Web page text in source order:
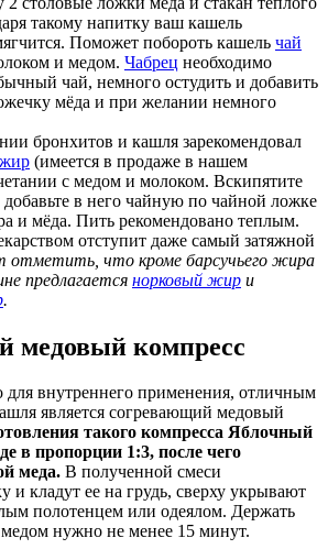
такому напитку ваш кашель
Поможет побороть кашель чай
и медом. Чабрец необходимо
чай, немного остудить и добавить
мёда и при желании немного
бронхитов и кашля зарекомендовал
(имеется в продаже в нашем
с медом и молоком. Вскипятите
добавьте в него чайную по чайной ложке
и мёда. Пить рекомендовано теплым.
отступит даже самый затяжной
отметить, что кроме барсучьего жира
предлагается норковый жир и
.
медовый компресс
для внутреннего применения, отличным
является согревающий медовый
такого компресса Яблочный
в пропорции 1:3, после чего
меда. В полученной смеси
и кладут ее на грудь, сверху укрывают
полотенцем или одеялом. Держать
нужно не менее 15 минут.